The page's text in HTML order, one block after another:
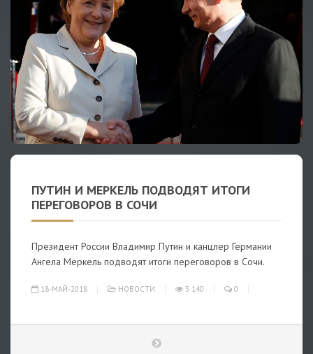
ПУТИН И МЕРКЕЛЬ ПОДВОДЯТ ИТОГИ
ПЕРЕГОВОРОВ В СОЧИ
Президент России Владимир Путин и канцлер Германии
Ангела Меркель подводят итоги переговоров в Сочи.
18-МАЙ-2018 НОВОСТИ 3 140 0